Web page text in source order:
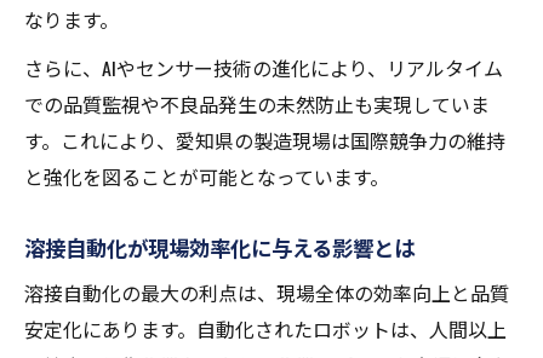
属人化を防ぐ溶接品質安定へのロボット戦略
溶接ロボットで属人化リスクを最小限に
溶接工程の標準化で品質バラつきを防止
溶接自動化が実現する品質安定の理由
溶接作業標準化のためのロボット活用実践
溶接ロボットの選定ポイントと実践ノウハウ
溶接ロボット選定で注目すべき性能要素
なります。
さらに、AIやセンサー技術の進化により、リアルタイム
での品質監視や不良品発生の未然防止も実現していま
す。これにより、愛知県の製造現場は国際競争力の維持
と強化を図ることが可能となっています。
溶接自動化が現場効率化に与える影響とは
溶接自動化の最大の利点は、現場全体の効率向上と品質
安定化にあります。自動化されたロボットは、人間以上